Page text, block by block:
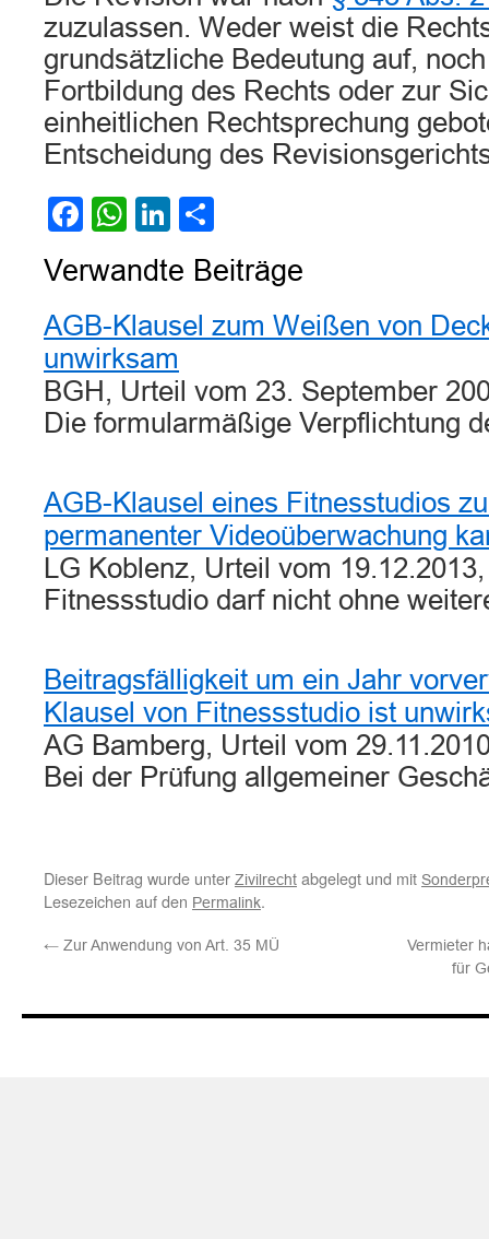
zuzulassen. Weder weist die
grundsätzliche Bedeutung auf,
Fortbildung des Rechts oder zur
einheitlichen Rechtsprechung
Entscheidung des
Facebook
WhatsApp
LinkedIn
Verwandte Beiträge
AGB-Klausel zum Weißen von
unwirksam
BGH, Urteil vom 23. September
Die formularmäßige Verpflichtung
AGB-Klausel eines Fitnesstudios
permanenter Videoüberwachung
LG Koblenz, Urteil vom
Fitnessstudio darf nicht ohne
Beitragsfälligkeit um ein Jahr
Klausel von Fitnessstudio ist
AG Bamberg, Urteil vom
Bei der Prüfung allgemeiner
Dieser Beitrag wurde unter Zivilrecht abgelegt und mit
Lesezeichen auf den Permalink.
← Zur Anwendung von Art. 35 MÜ
Vermieter
für